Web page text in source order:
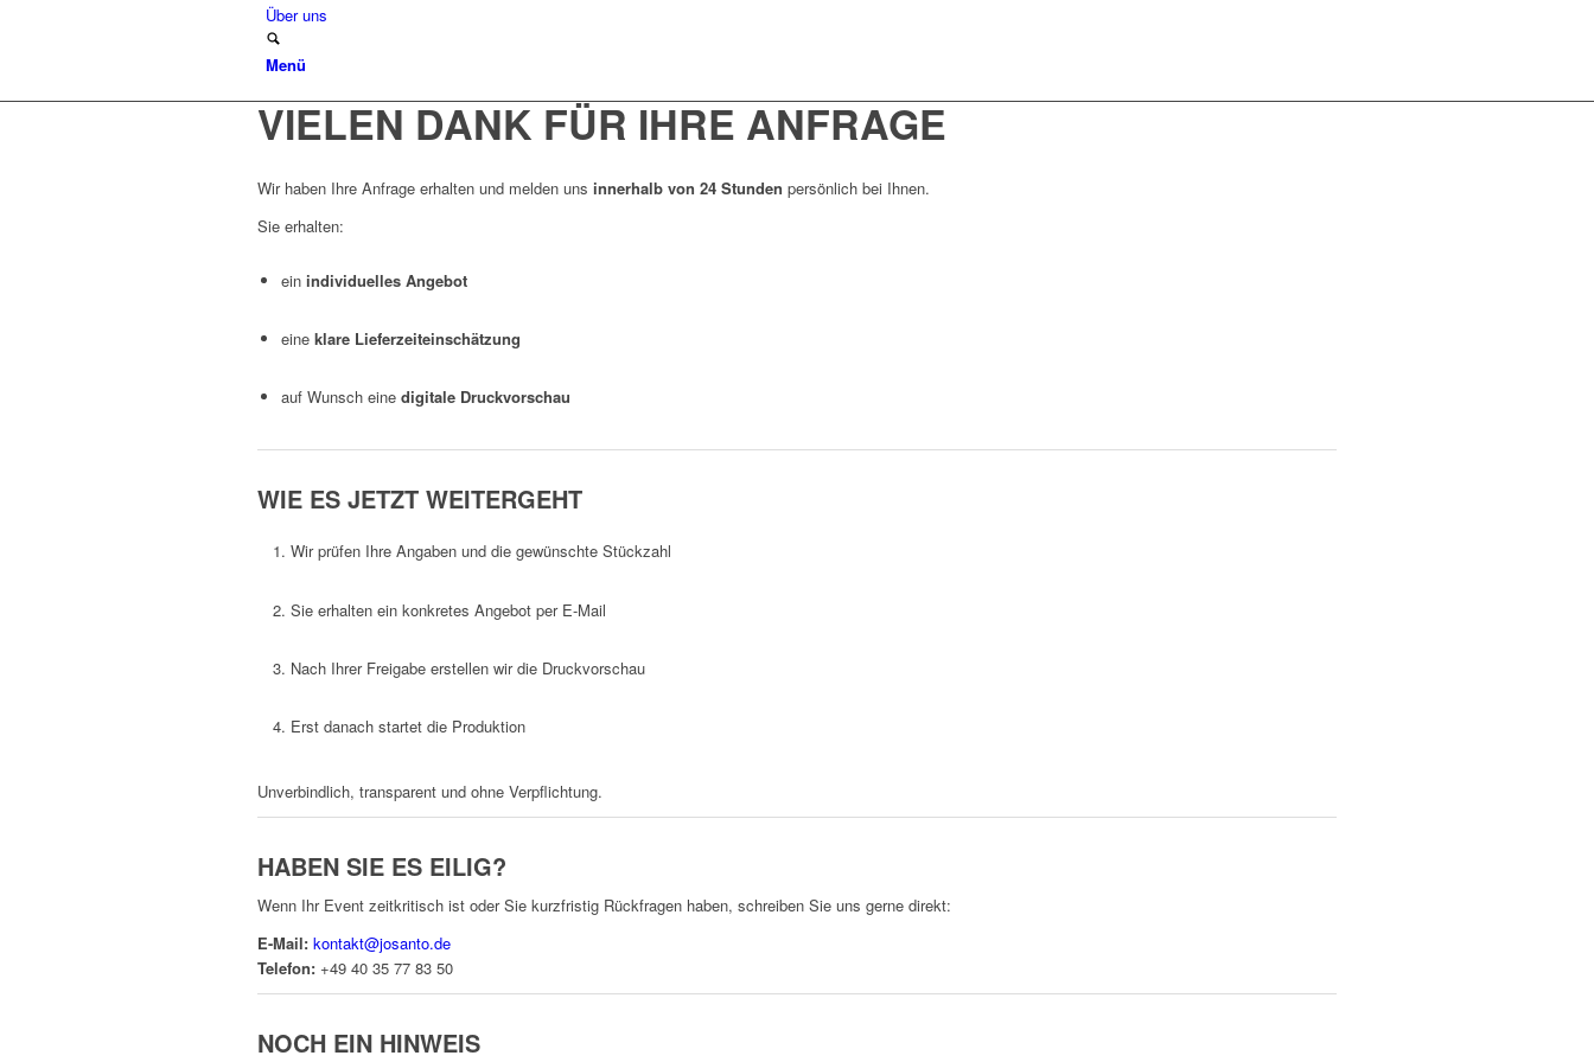
Über uns
Menü
VIELEN DANK FÜR IHRE ANFRAGE
Wir haben Ihre Anfrage erhalten und melden uns innerhalb von 24 Stunden persönlich bei Ihnen.
Sie erhalten:
ein individuelles Angebot
eine klare Lieferzeiteinschätzung
auf Wunsch eine digitale Druckvorschau
WIE ES JETZT WEITERGEHT
Wir prüfen Ihre Angaben und die gewünschte Stückzahl
Sie erhalten ein konkretes Angebot per E-Mail
Nach Ihrer Freigabe erstellen wir die Druckvorschau
Erst danach startet die Produktion
Unverbindlich, transparent und ohne Verpflichtung.
HABEN SIE ES EILIG?
Wenn Ihr Event zeitkritisch ist oder Sie kurzfristig Rückfragen haben, schreiben Sie uns gerne direkt:
E-Mail: kontakt@josanto.de
Telefon: +49 40 35 77 83 50
NOCH EIN HINWEIS